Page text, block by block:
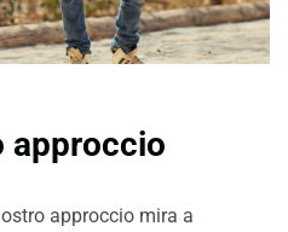
approccio
approccio mira a